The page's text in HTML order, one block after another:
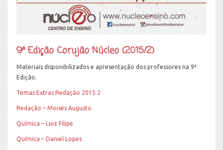
9ª Edição Corujão Núcleo (2015/2)
Materiais disponibilizados e apresentação dos professores na 9ª
Edição.
Temas Extras Redação 2015 2
Redação – Moisés Augusto
Química – Luiz Filipe
Química – Daniel Lopes